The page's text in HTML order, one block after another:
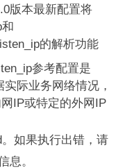
版本最新配置将
的解析功能
参考配置是
际业务网络情况，
IP或特定的外网IP
如果执行出错，请
息。